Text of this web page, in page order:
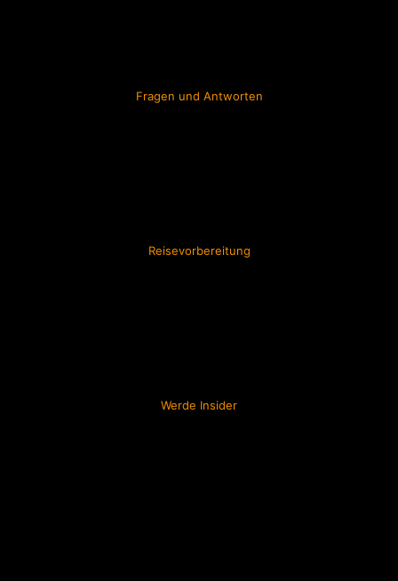
Fragen und Antworten
Reisevorbereitung
Werde Insider